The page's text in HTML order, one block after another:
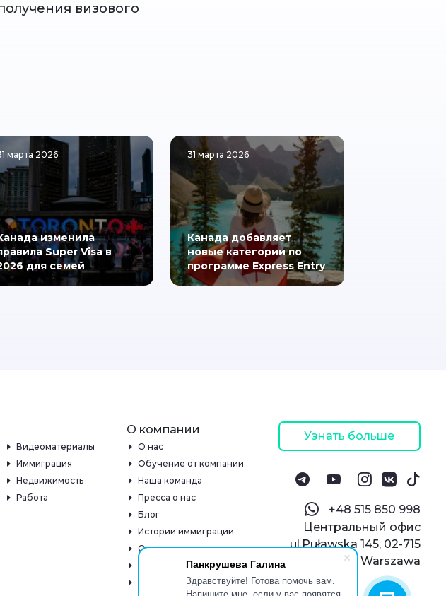
Панкрушева Галина
Здравствуйте! Готова помочь вам.
визового
марта 2026
изменила
Super Visa в
для семей
31 марта 2026
Канада добавляет
новые категории по
программе Express Entry
Видеоматериалы
Иммиграция
Недвижимость
Работа
О компании
О нас
Обучение от компании
Наша команда
Пресса о нас
Блог
Истории иммиграции
Отзывы
Онлайн-школа
Узнать больше
‪+48 515 850 998‬
Центральный офис
ul.Puławska 145, 02-715
Warszawa